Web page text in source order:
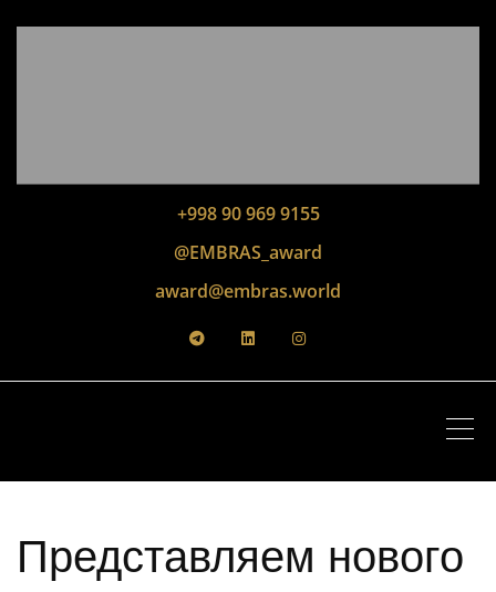
+998 90 969 9155
@EMBRAS_award
award@embras.world
Представляем нового